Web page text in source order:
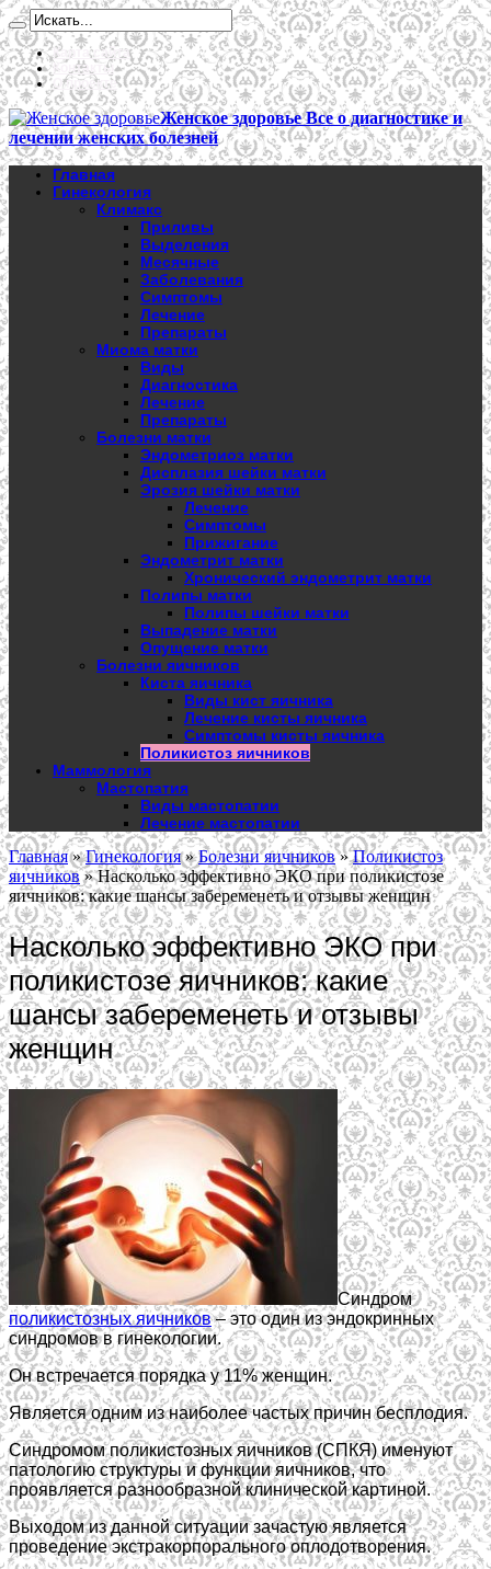
Карта сайта
Контакты
О проекте
Женское здоровье Все о диагностике и
лечении женских болезней
Главная
Гинекология
Климакс
Приливы
Выделения
Месячные
Заболевания
Симптомы
Лечение
Препараты
Миома матки
Виды
Диагностика
Лечение
Препараты
Болезни матки
Эндометриоз матки
Дисплазия шейки матки
Эрозия шейки матки
Лечение
Симптомы
Прижигание
Эндометрит матки
Хронический эндометрит матки
Полипы матки
Полипы шейки матки
Выпадение матки
Опущение матки
Болезни яичников
Киста яичника
Виды кист яичника
Лечение кисты яичника
Симптомы кисты яичника
Поликистоз яичников
Маммология
Мастопатия
Виды мастопатии
Лечение мастопатии
Главная»Гинекология»Болезни яичников»Поликистоз
яичников»Насколько эффективно ЭКО при поликистозе
яичников: какие шансы забеременеть и отзывы женщин
Насколько эффективно ЭКО при
поликистозе яичников: какие
шансы забеременеть и отзывы
женщин
Синдром
поликистозных яичников– это один из эндокринных
синдромов в гинекологии.
Он встречается порядка у 11% женщин.
Является одним из наиболее частых причин бесплодия.
Синдромом поликистозных яичников (СПКЯ) именуют
патологию структуры и функции яичников, что
проявляется разнообразной клинической картиной.
Выходом из данной ситуации зачастую является
проведение экстракорпорального оплодотворения.